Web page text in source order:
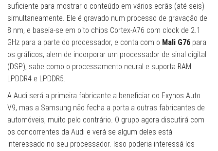
suficiente para mostrar o conteúdo em vários ecrãs (até seis)
simultaneamente. Ele é gravado num processo de gravação de
8 nm, e baseia-se em oito chips Cortex-A76 com clock de 2.1
GHz para a parte do processador, e conta com o Mali G76 para
os gráficos, alem de incorporar um processador de sinal digital
(DSP), sabe como o processamento neural e suporta RAM
LPDDR4 e LPDDR5.
A Audi será a primeira fabricante a beneficiar do Exynos Auto
V9, mas a Samsung não fecha a porta a outras fabricantes de
automóveis, muito pelo contrário. O grupo agora discutirá com
os concorrentes da Audi e verá se algum deles está
interessado no seu processador. Isso poderia interessá-los